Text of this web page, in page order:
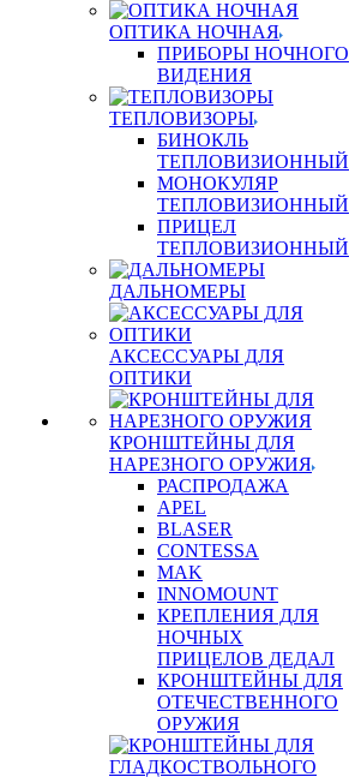
ОПТИКА НОЧНАЯ
ПРИБОРЫ НОЧНОГО
ВИДЕНИЯ
ТЕПЛОВИЗОРЫ
БИНОКЛЬ
ТЕПЛОВИЗИОННЫЙ
МОНОКУЛЯР
ТЕПЛОВИЗИОННЫЙ
ПРИЦЕЛ
ТЕПЛОВИЗИОННЫЙ
ДАЛЬНОМЕРЫ
АКСЕССУАРЫ ДЛЯ
ОПТИКИ
КРОНШТЕЙНЫ ДЛЯ
НАРЕЗНОГО ОРУЖИЯ
РАСПРОДАЖА
APEL
BLASER
CONTESSA
MAK
INNOMOUNT
КРЕПЛЕНИЯ ДЛЯ
НОЧНЫХ
ПРИЦЕЛОВ ДЕДАЛ
КРОНШТЕЙНЫ ДЛЯ
ОТЕЧЕСТВЕННОГО
ОРУЖИЯ